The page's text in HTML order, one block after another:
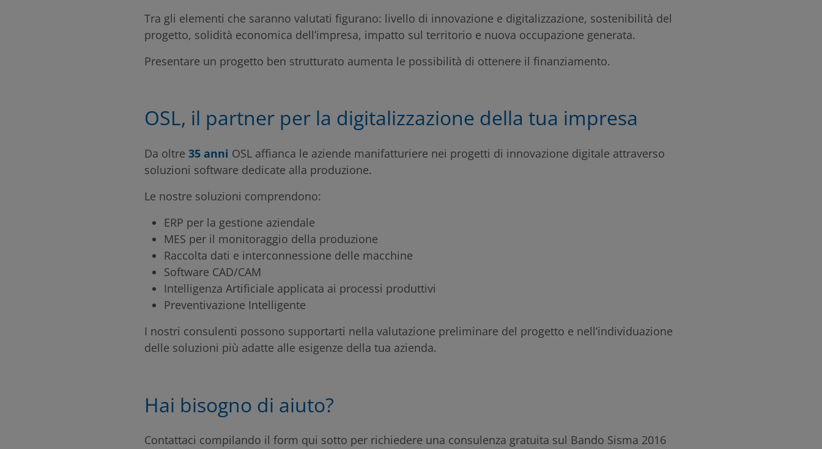
Tra gli elementi che saranno valutati figurano: livello di innovazione e digitalizzazione, sostenibilità del
progetto, solidità economica dell’impresa, impatto sul territorio e nuova occupazione generata.
Presentare un progetto ben strutturato aumenta le possibilità di ottenere il finanziamento.
OSL, il partner per la digitalizzazione della tua impresa
Da oltre 35 anni OSL affianca le aziende manifatturiere nei progetti di innovazione digitale attraverso
soluzioni software dedicate alla produzione.
Le nostre soluzioni comprendono:
ERP per la gestione aziendale
MES per il monitoraggio della produzione
Raccolta dati e interconnessione delle macchine
Software CAD/CAM
Intelligenza Artificiale applicata ai processi produttivi
Preventivazione Intelligente
I nostri consulenti possono supportarti nella valutazione preliminare del progetto e nell’individuazione
delle soluzioni più adatte alle esigenze della tua azienda.
Hai bisogno di aiuto?
Contattaci compilando il form qui sotto per richiedere una consulenza gratuita sul Bando Sisma 2016